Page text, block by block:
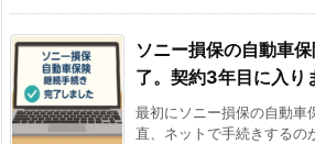
ソニー損保の自動車
了。契約3年目に入り
最初にソニー損保の自動車
直、ネットで手続きするの